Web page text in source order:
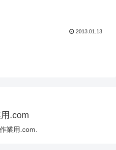
2013.01.13
.com
業用.com.